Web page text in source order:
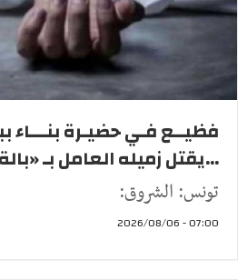
فظيــع فـي حضيـرة بنـــاء
...يقتل زميله العامل بـ
تونس: الشروق:
07:00 - 2026/08/06